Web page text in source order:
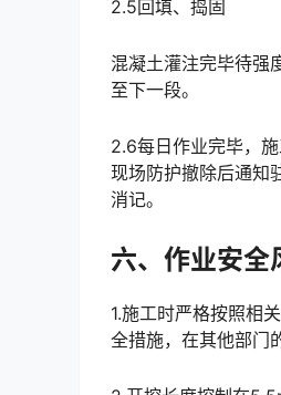
2.5回填、捣固
混凝土灌注完毕待强
至下一段。
2.6每日作业完毕，
现场防护撤除后通知
消记。󠅅󠅃󠄵󠅂󠄪󠇖󠆨󠆨󠇕󠆞󠆒󠅬󠇘󠆭󠆘󠇙󠆝󠅵󠇗󠆭󠆁󠄐󠇗󠅹󠅸󠇖󠆍󠅳󠇖󠅹󠅰󠇖󠆌󠅹
六、作业安全
1.施工时严格按照相
全措施，在其他部门